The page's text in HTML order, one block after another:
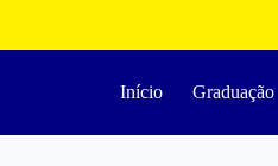
Início Graduação